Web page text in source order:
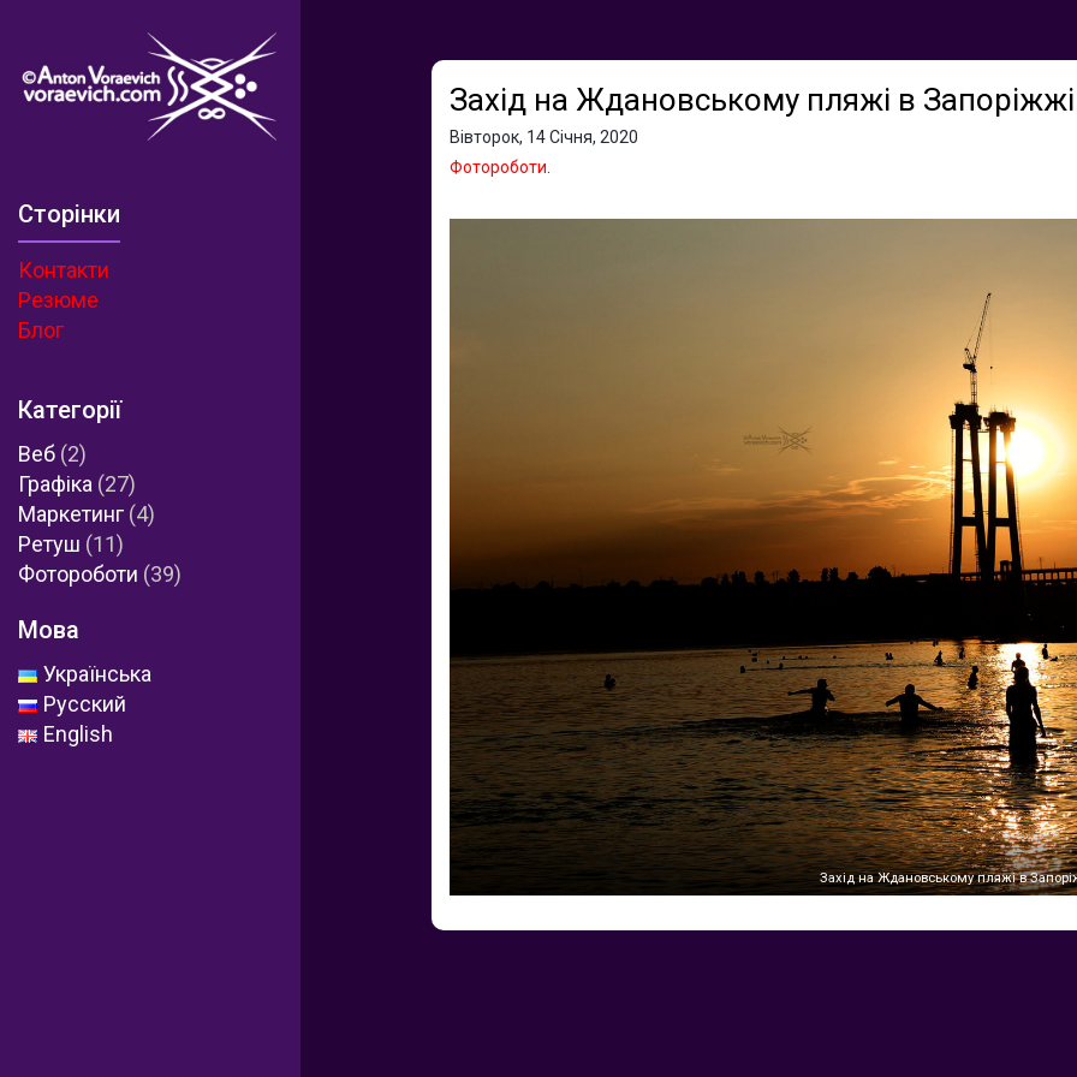
Сторінки
Контакти
Резюме
Блог
Категорії
Веб (2)
Графіка (27)
Маркетинг (4)
Ретуш (11)
Фотороботи (39)
Мова
Українська
Русский
English
Захід на Ждановському пляжі в Запоріжжі
Вівторок, 14 Січня, 2020
Фотороботи
Захід на Ждановському пляжі в